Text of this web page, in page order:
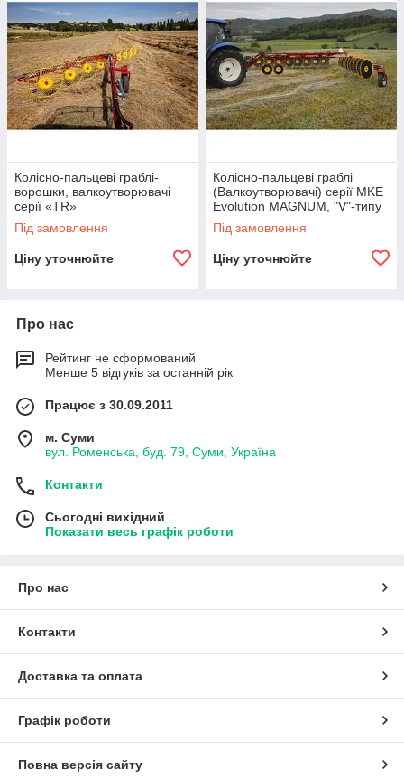
Колісно-пальцеві граблі-
ворошки, валкоутворювачі
серії «TR»
Під замовлення
Ціну уточнюйте
Колісно-пальцеві граблі
(Валкоутворювачі) серії MKE
Evolution MAGNUM, "V"-типу
Під замовлення
Ціну уточнюйте
Про нас
Рейтинг не сформований
Менше 5 відгуків за останній рік
Працює з 30.09.2011
м. Суми
вул. Роменська, буд. 79, Суми, Україна
Контакти
Сьогодні вихідний
Показати весь графік роботи
Про нас
Контакти
Доставка та оплата
Графік роботи
Повна версія сайту